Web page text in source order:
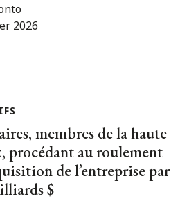
2026
membres de la haute
procédant au roulement
de l’entreprise par
$